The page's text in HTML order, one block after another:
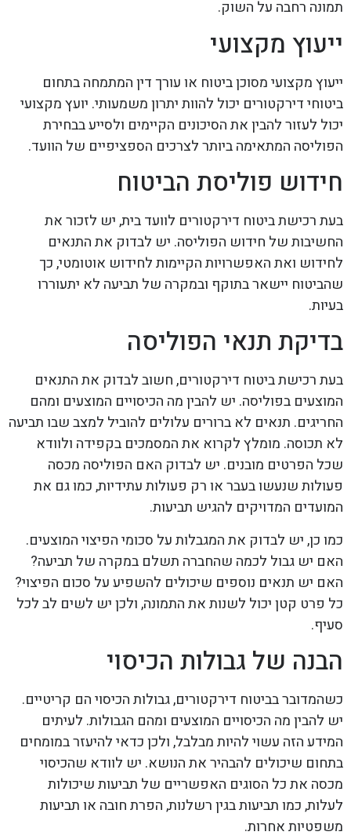
תמונה רחבה על השוק.
ייעוץ מקצועי
ייעוץ מקצועי מסוכן ביטוח או עורך דין המתמחה בתחום
ביטוחי דירקטורים יכול להוות יתרון משמעותי. יועץ מקצועי
יכול לעזור להבין את הסיכונים הקיימים ולסייע בבחירת
הפוליסה המתאימה ביותר לצרכים הספציפיים של הוועד.
חידוש פוליסת הביטוח
בעת רכישת ביטוח דירקטורים לוועד בית, יש לזכור את
החשיבות של חידוש הפוליסה. יש לבדוק את התנאים
לחידוש ואת האפשרויות הקיימות לחידוש אוטומטי, כך
שהביטוח יישאר בתוקף ובמקרה של תביעה לא יתעוררו
בעיות.
בדיקת תנאי הפוליסה
בעת רכישת ביטוח דירקטורים, חשוב לבדוק את התנאים
המוצעים בפוליסה. יש להבין מה הכיסויים המוצעים ומהם
החריגים. תנאים לא ברורים עלולים להוביל למצב שבו תביעה
לא תכוסה. מומלץ לקרוא את המסמכים בקפידה ולוודא
שכל הפרטים מובנים. יש לבדוק האם הפוליסה מכסה
פעולות שנעשו בעבר או רק פעולות עתידיות, כמו גם את
המועדים המדויקים להגיש תביעות.
כמו כן, יש לבדוק את המגבלות על סכומי הפיצוי המוצעים.
האם יש גבול לכמה שהחברה תשלם במקרה של תביעה?
האם יש תנאים נוספים שיכולים להשפיע על סכום הפיצוי?
כל פרט קטן יכול לשנות את התמונה, ולכן יש לשים לב לכל
סעיף.
הבנה של גבולות הכיסוי
כשהמדובר בביטוח דירקטורים, גבולות הכיסוי הם קריטיים.
יש להבין מה הכיסויים המוצעים ומהם הגבולות. לעיתים
המידע הזה עשוי להיות מבלבל, ולכן כדאי להיעזר במומחים
בתחום שיכולים להבהיר את הנושא. יש לוודא שהכיסוי
מכסה את כל הסוגים האפשריים של תביעות שיכולות
לעלות, כמו תביעות בגין רשלנות, הפרת חובה או תביעות
משפטיות אחרות.